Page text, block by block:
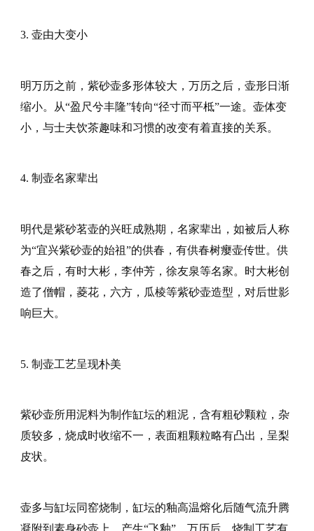
3. 壶由大变小
明万历之前，紫砂壶多形体较大，万历之后，壶形日渐
缩小。从“盈尺兮丰隆”转向“径寸而平柢”一途。壶体变
小，与士夫饮茶趣味和习惯的改变有着直接的关系。
4. 制壶名家辈出
明代是紫砂茗壶的兴旺成熟期，名家辈出，如被后人称
为“宜兴紫砂壶的始祖”的供春，有供春树瘿壶传世。供
春之后，有时大彬，李仲芳，徐友泉等名家。时大彬创
造了僧帽，菱花，六方，瓜棱等紫砂壶造型，对后世影
响巨大。
5. 制壶工艺呈现朴美
紫砂壶所用泥料为制作缸坛的粗泥，含有粗砂颗粒，杂
质较多，烧成时收缩不一，表面粗颗粒略有凸出，呈梨
皮状。
壶多与缸坛同窑烧制，缸坛的釉高温熔化后随气流升腾
凝附到素身砂壶上，产生“飞釉”。万历后，烧制工艺有